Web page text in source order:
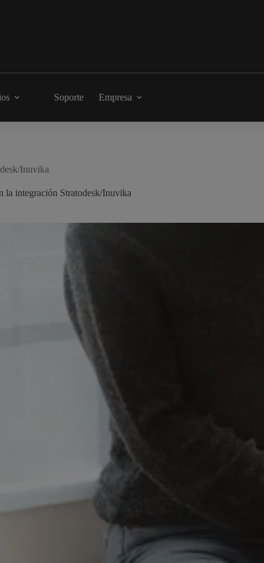
Soporte Empresa
Inuvika
la integración Stratodesk/Inuvika